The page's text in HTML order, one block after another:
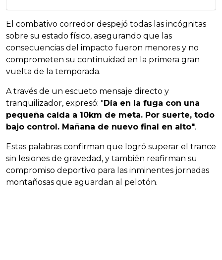
El combativo corredor despejó todas las incógnitas
sobre su estado físico, asegurando que las
consecuencias del impacto fueron menores y no
comprometen su continuidad en la primera gran
vuelta de la temporada.
A través de un escueto mensaje directo y
tranquilizador, expresó: "Día en la fuga con una
pequeña caída a 10km de meta. Por suerte, todo
bajo control. Mañana de nuevo final en alto".
Estas palabras confirman que logró superar el trance
sin lesiones de gravedad, y también reafirman su
compromiso deportivo para las inminentes jornadas
montañosas que aguardan al pelotón.